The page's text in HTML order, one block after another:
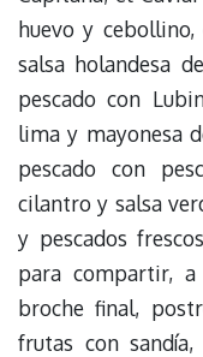
huevo y
salsa holandesa
pescado con
lima y mayonesa
pescado con
cilantro y salsa
y pescados
para compartir,
broche final,
frutas con